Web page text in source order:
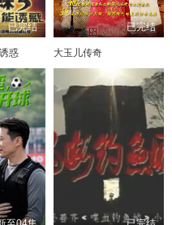
已完结
惑
已完结
大玉儿传奇